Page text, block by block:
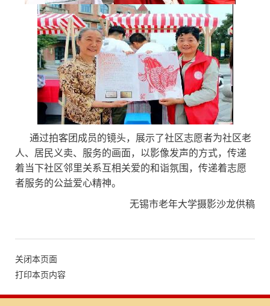
通过拍客团成员的镜头，展示了社区志愿者为社区老
人、居民义卖、服务的画面，以影像发声的方式，传递
着当下社区邻里关系互相关爱的和诣氛围，传递着志愿
者服务的公益爱心精神。
无锡市老年大学摄影沙龙供稿
关闭本页面
打印本页内容